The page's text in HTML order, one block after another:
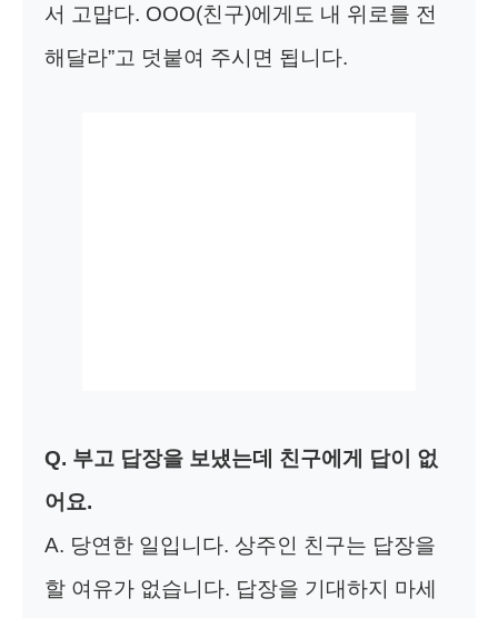
서 고맙다. OOO(친구)에게도 내 위로를 전
해달라”고 덧붙여 주시면 됩니다.
Q. 부고 답장을 보냈는데 친구에게 답이 없
어요.
A. 당연한 일입니다. 상주인 친구는 답장을
할 여유가 없습니다. 답장을 기대하지 마세